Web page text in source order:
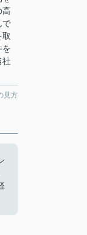
高
で
を
社
見方